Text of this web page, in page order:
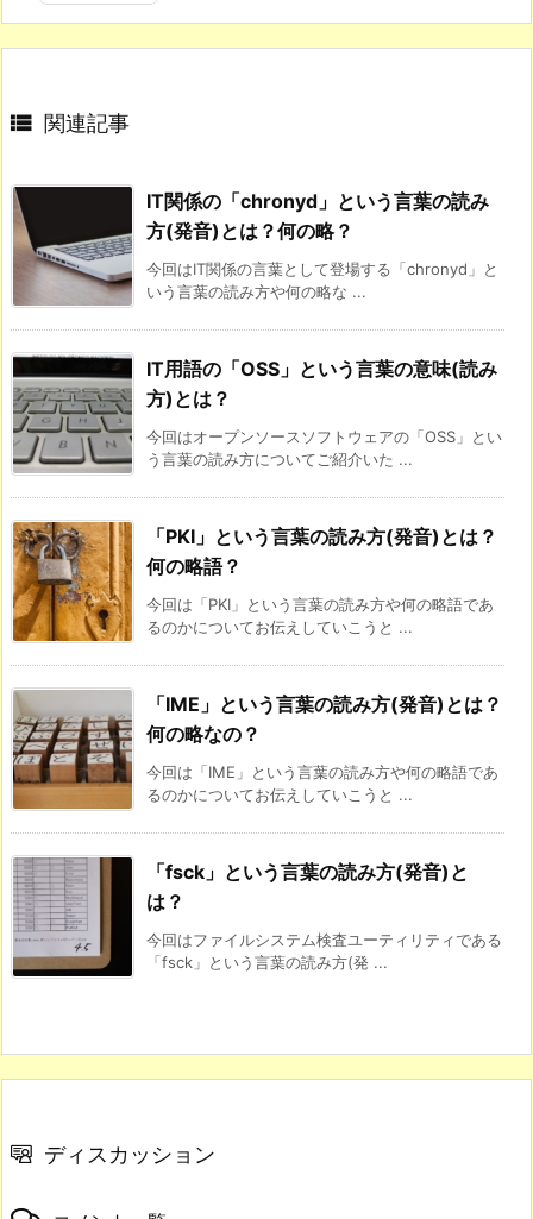
 関連記事
IT関係の「chronyd」という言葉の読み
方(発音)とは？何の略？
今回はIT関係の言葉として登場する「chronyd」と
いう言葉の読み方や何の略な ...
IT用語の「OSS」という言葉の意味(読み
方)とは？
今回はオープンソースソフトウェアの「OSS」とい
う言葉の読み方についてご紹介いた ...
「PKI」という言葉の読み方(発音)とは？
何の略語？
今回は「PKI」という言葉の読み方や何の略語であ
るのかについてお伝えしていこうと ...
「IME」という言葉の読み方(発音)とは？
何の略なの？
今回は「IME」という言葉の読み方や何の略語であ
るのかについてお伝えしていこうと ...
「fsck」という言葉の読み方(発音)と
は？
今回はファイルシステム検査ユーティリティである
「fsck」という言葉の読み方(発 ...
ディスカッション